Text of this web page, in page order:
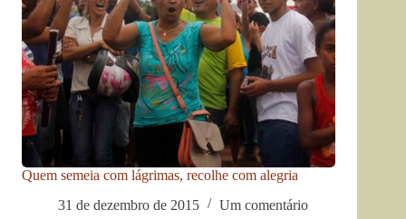
Quem semeia com lágrimas, recolhe com alegria
31 de dezembro de 2015
Um comentário